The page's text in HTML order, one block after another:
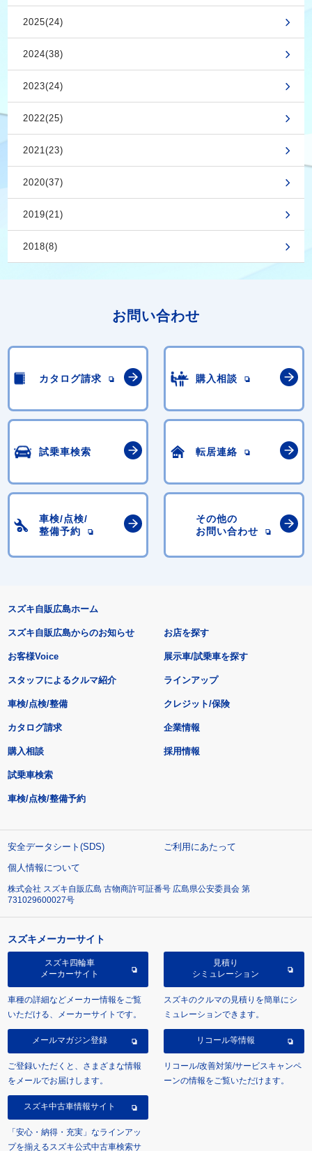
2025(24)
2024(38)
2023(24)
2022(25)
2021(23)
2020(37)
2019(21)
2018(8)
お問い合わせ
カタログ請求 購入相談
試乗車検索 転居連絡
車検/点検/
整備予約
その他の
お問い合わせ
スズキ自販広島ホーム
スズキ自販広島からのお知らせ
お客様Voice
スタッフによるクルマ紹介
お店を探す
展示車/試乗車を探す
ラインアップ
車検/点検/整備 クレジット/保険
カタログ請求
購入相談
試乗車検索
車検/点検/整備予約
企業情報
採用情報
安全データシート(SDS)
ご利用にあたって
個人情報について
株式会社 スズキ自販広島 古物商許可証番号 広島県公安委員会 第
731029600027号
スズキメーカーサイト
スズキ四輪車
メーカーサイト
車種の詳細などメーカー情報をご覧
いただける、メーカーサイトです。
見積り
シミュレーション
スズキのクルマの見積りを簡単にシ
ミュレーションできます。
メールマガジン登録
ご登録いただくと、さまざまな情報
をメールでお届けします。
リコール等情報
リコール/改善対策/サービスキャンペ
ーンの情報をご覧いただけます。
スズキ中古車情報サイト
「安心・納得・充実」なラインアッ
プを揃えるスズキ公式中古車検索サ